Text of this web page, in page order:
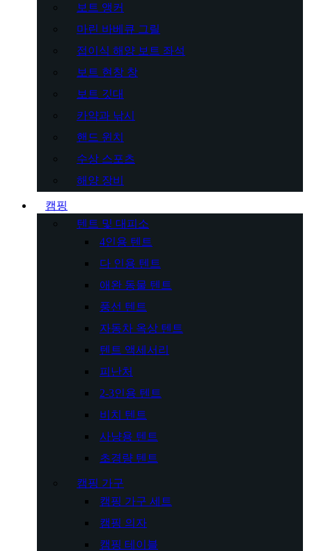
보트 앵커
마린 바베큐 그릴
접이식 해양 보트 좌석
보트 현창 창
보트 깃대
카약과 낚시
핸드 윈치
수상 스포츠
해양 장비
캠핑
텐트 및 대피소
4인용 텐트
다 인용 텐트
애완 동물 텐트
풍선 텐트
자동차 옥상 텐트
텐트 액세서리
피난처
2-3인용 텐트
비치 텐트
사냥용 텐트
초경량 텐트
캠핑 가구
캠핑 가구 세트
캠핑 의자
캠핑 테이블